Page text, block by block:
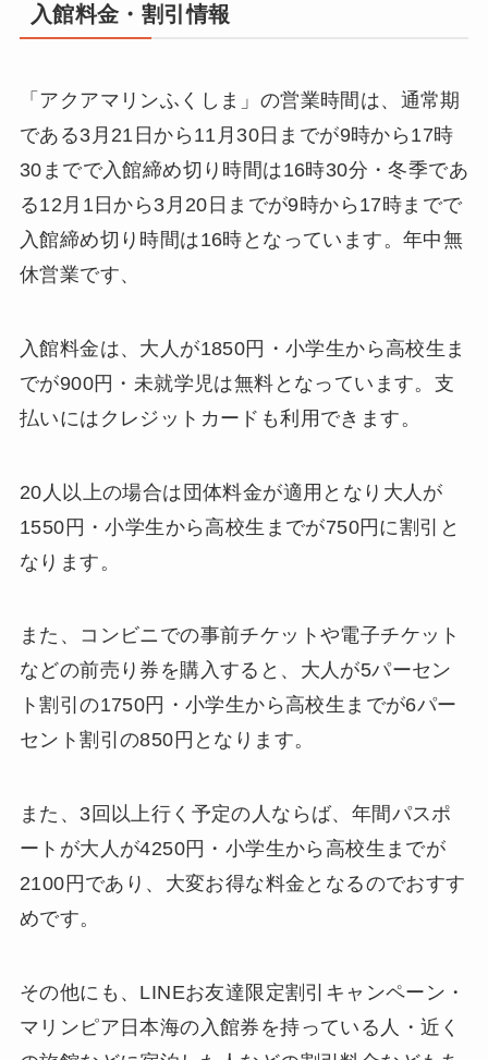
入館料金・割引情報
「アクアマリンふくしま」の営業時間は、通常期
である3月21日から11月30日までが9時から17時
30までで入館締め切り時間は16時30分・冬季であ
る12月1日から3月20日までが9時から17時までで
入館締め切り時間は16時となっています。年中無
休営業です、
入館料金は、大人が1850円・小学生から高校生ま
でが900円・未就学児は無料となっています。支
払いにはクレジットカードも利用できます。
20人以上の場合は団体料金が適用となり大人が
1550円・小学生から高校生までが750円に割引と
なります。
また、コンビニでの事前チケットや電子チケット
などの前売り券を購入すると、大人が5パーセン
ト割引の1750円・小学生から高校生までが6パー
セント割引の850円となります。
また、3回以上行く予定の人ならば、年間パスポ
ートが大人が4250円・小学生から高校生までが
2100円であり、大変お得な料金となるのでおすす
めです。
その他にも、LINEお友達限定割引キャンペーン・
マリンピア日本海の入館券を持っている人・近く